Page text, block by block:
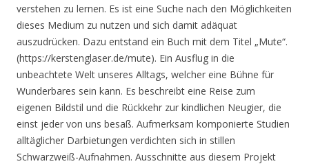
verstehen zu lernen. Es ist eine Suche nach den Möglichkeiten
dieses Medium zu nutzen und sich damit adäquat
auszudrücken. Dazu entstand ein Buch mit dem Titel „Mute“.
(https://kerstenglaser.de/mute). Ein Ausflug in die
unbeachtete Welt unseres Alltags, welcher eine Bühne für
Wunderbares sein kann. Es beschreibt eine Reise zum
eigenen Bildstil und die Rückkehr zur kindlichen Neugier, die
einst jeder von uns besaß. Aufmerksam komponierte Studien
alltäglicher Darbietungen verdichten sich in stillen
Schwarzweiß-Aufnahmen. Ausschnitte aus diesem Projekt